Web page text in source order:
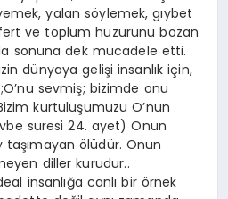
yalan söylemek, gıybet
ve toplum huzurunu bozan
sonuna dek mücadele etti.
dünyaya gelişi insanlık için,
sevmiş; bizimde onu
kurtuluşumuzu O’nun
suresi 24. ayet) Onun
ölüdür. Onun
diller kurudur..
insanlığa canlı bir örnek